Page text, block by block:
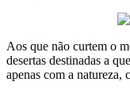
Aos que não curtem o
desertas destinadas a
apenas com a natureza,